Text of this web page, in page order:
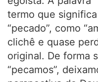
termo que
“pecado”, como
clichê e quase
original. De forma
“pecamos”,